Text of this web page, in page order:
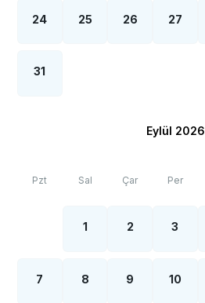
24 25 26 27
31
Eylül 2026
Pzt Sal Çar Per
1 2 3
7 8 9 10